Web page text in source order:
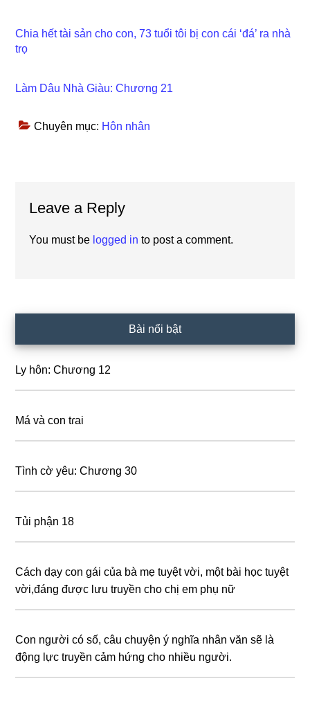
Chia hết tài sản cho con, 73 tuổi tôi bị con cái ‘đá’ ra nhà
trọ
Làm Dâu Nhà Giàu: Chương 21
Chuyên mục: Hôn nhân
Interactions
Leave a Reply
You must be logged in to post a comment.
Sidebar
Bài nổi bật
Ly hôn: Chương 12
Má và con tɾai
Tình cờ yêu: Chương 30
Tủi phận 18
Cách dạy con gái của bà mẹ tuyệt vời, một bài học tuyệt
vời,đáng được lưu truyền cho chị em phụ nữ
Con người có số, câu chuyện ý nghĩa nhân văn sẽ là
động lực truyền cảm hứng cho nhiều người.